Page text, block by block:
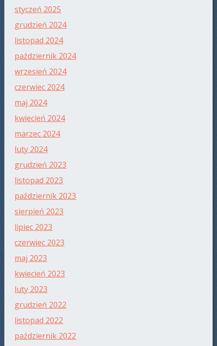
styczeń 2025
grudzień 2024
listopad 2024
październik 2024
wrzesień 2024
czerwiec 2024
maj 2024
kwiecień 2024
marzec 2024
luty 2024
grudzień 2023
listopad 2023
październik 2023
sierpień 2023
lipiec 2023
czerwiec 2023
maj 2023
kwiecień 2023
luty 2023
grudzień 2022
listopad 2022
październik 2022